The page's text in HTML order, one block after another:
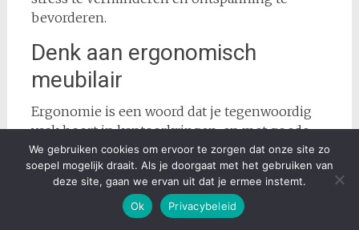
bevorderen.
Denk aan ergonomisch
meubilair
Ergonomie is een woord dat je tegenwoordig
vaak hoort in kantoorkringen, en met goede
reden. Het gaat erom dat meubels zodanig zijn
ontworpen dat ze passen bij de natuurlijke
houding van je lichaam, wat helpt om
lichamelijke klachten te voorkomen. Denk
We gebruiken cookies om ervoor te zorgen dat onze site zo
soepel mogelijk draait. Als je doorgaat met het gebruiken van
deze site, gaan we ervan uit dat je ermee instemt.
Ok
Privacybeleid